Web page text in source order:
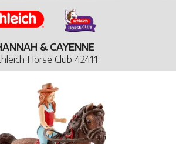
DERNIERS AJOUTS
& CAYENNE
Horse Club 42411